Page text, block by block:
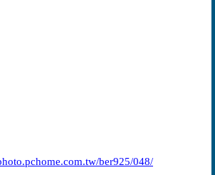
ber925/048/